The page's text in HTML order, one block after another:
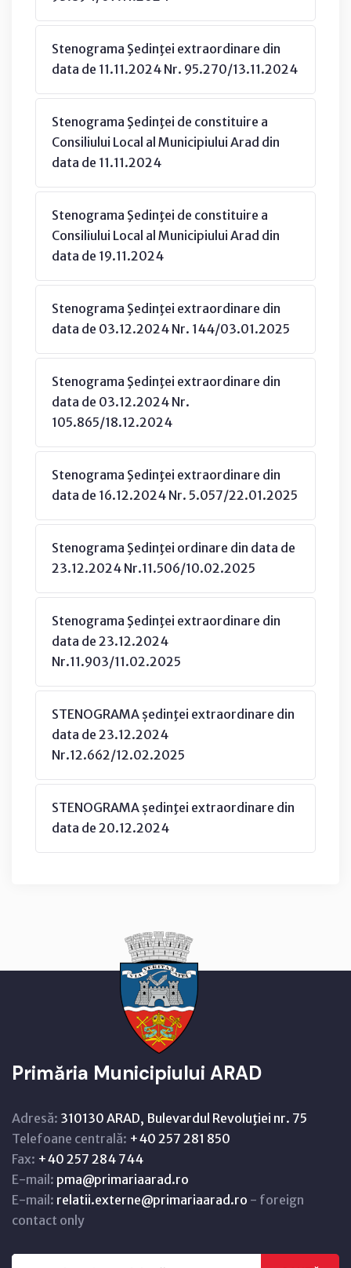
Stenograma Şedinţei extraordinare din
data de 11.11.2024 Nr. 95.270/13.11.2024
Stenograma Şedinţei de constituire a
Consiliului Local al Municipiului Arad din
data de 11.11.2024
Stenograma Şedinţei de constituire a
Consiliului Local al Municipiului Arad din
data de 19.11.2024
Stenograma Şedinţei extraordinare din
data de 03.12.2024 Nr. 144/03.01.2025
Stenograma Şedinţei extraordinare din
data de 03.12.2024 Nr.
105.865/18.12.2024
Stenograma Şedinţei extraordinare din
data de 16.12.2024 Nr. 5.057/22.01.2025
Stenograma Şedinţei ordinare din data de
23.12.2024 Nr.11.506/10.02.2025
Stenograma Şedinţei extraordinare din
data de 23.12.2024
Nr.11.903/11.02.2025
STENOGRAMA ședinţei extraordinare din
data de 23.12.2024
Nr.12.662/12.02.2025
STENOGRAMA ședinţei extraordinare din
data de 20.12.2024
Primăria Municipiului ARAD
Adresă: 310130 ARAD, Bulevardul Revoluţiei nr. 75
Telefoane centrală: +40 257 281 850
Fax: +40 257 284 744
E-mail: pma@primariaarad.ro
E-mail: relatii.externe@primariaarad.ro - foreign
contact only